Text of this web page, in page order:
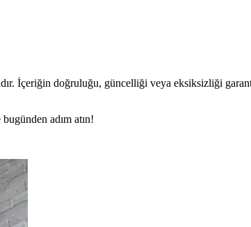
İçeriğin doğruluğu, güncelliği veya eksiksizliği
adım atın!